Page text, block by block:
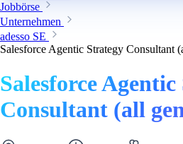
Jobbörse
Unternehmen
adesso SE
Salesforce Agentic Strategy Consultant
Salesforce
Consultant (all